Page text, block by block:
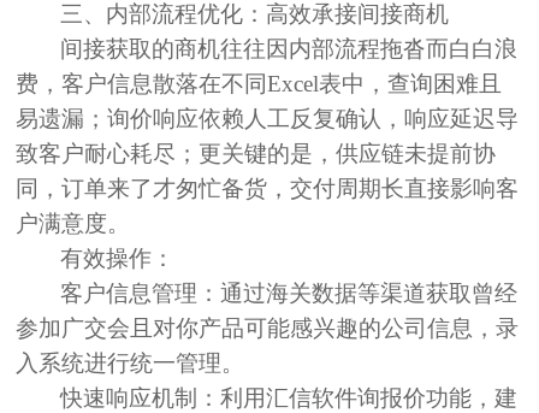
三、内部流程优化：高效承接间接商机
间接获取的商机往往因内部流程拖沓而白白浪
费，客户信息散落在不同Excel表中，查询困难且
易遗漏 ；询价响应依赖人工反复确认，响应延迟导
致客户耐心耗尽 ；更关键的是，供应链未提前协
同 ，订单来了才匆忙备货，交付周期长直接影响客
户满意度。
有效操作：
客户信息管理：通过海关数据等渠道获取曾经
参加广交会且对你产品可能感兴趣的公司信息，录
入系统进行统一管理。
快速响应机制：利用汇信软件询报价功能 ，建